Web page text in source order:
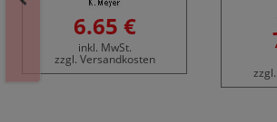
6.65 €
inkl. MwSt.
zzgl. Versandkosten